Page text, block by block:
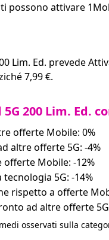
possono attivare
Lim. Ed. prevede
7,99 €.
200 Lim. Ed.
offerte Mobile: 0%
altre offerte 5G: -4%
Mobile: -12%
5G: -14%
rispetto a offerte
ad altre offerte
osservati sulla